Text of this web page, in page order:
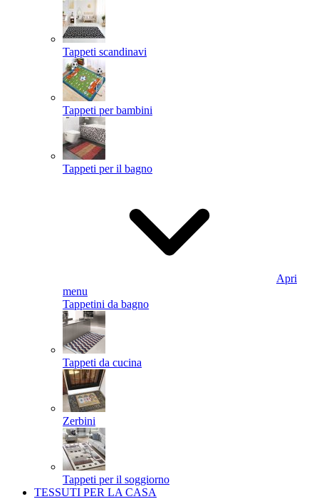
Tappeti scandinavi
Tappeti per bambini
Tappeti per il bagno
Apri
menu
Tappetini da bagno
Tappeti da cucina
Zerbini
Tappeti per il soggiorno
TESSUTI PER LA CASA